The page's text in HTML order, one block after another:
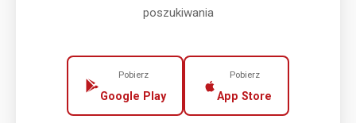
poszukiwania
Pobierz
Google Play
Pobierz
App Store